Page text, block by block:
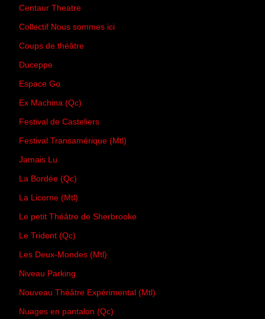
Centaur Theatre
Collectif Nous sommes ici
Coups de théâtre
Duceppe
Espace Go
Ex Machina (Qc)
Festival de Casteliers
Festival Transamérique (Mtl)
Jamais Lu
La Bordée (Qc)
La Licorne (Mtl)
Le petit Théâtre de Sherbrooke
Le Trident (Qc)
Les Deux-Mondes (Mtl)
Niveau Parking
Nouveau Théâtre Expérimental (Mtl)
Nuages en pantalon (Qc)